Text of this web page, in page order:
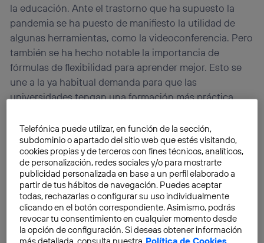
la educación. Ante el trastorno que ha supuesto la
pandemia se ha puesto de manifiesto la utilidad de
algunas herramientas, como la videoconferencia. Pero
también se ha hecho notable la importancia de
fórmulas de flexibilidad para aprender mejor. Esto se
une a la ya habitual demanda para que las
universidades tengan una formación más práctica.
Telefónica puede utilizar, en función de la sección,
subdominio o apartado del sitio web que estés visitando,
cookies propias y de terceros con fines técnicos, analíticos,
de personalización, redes sociales y/o para mostrarte
publicidad personalizada en base a un perfil elaborado a
partir de tus hábitos de navegación. Puedes aceptar
todas, rechazarlas o configurar su uso individualmente
clicando en el botón correspondiente. Asimismo, podrás
revocar tu consentimiento en cualquier momento desde
la opción de configuración. Si deseas obtener información
más detallada, consulta nuestra Política de Cookies.